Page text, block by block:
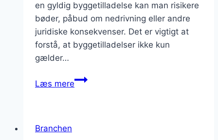
en gyldig byggetilladelse kan man risikere
bøder, påbud om nedrivning eller andre
juridiske konsekvenser. Det er vigtigt at
forstå, at byggetilladelser ikke kun
gælder…
Læs mereByggetilladelser:
Branchen